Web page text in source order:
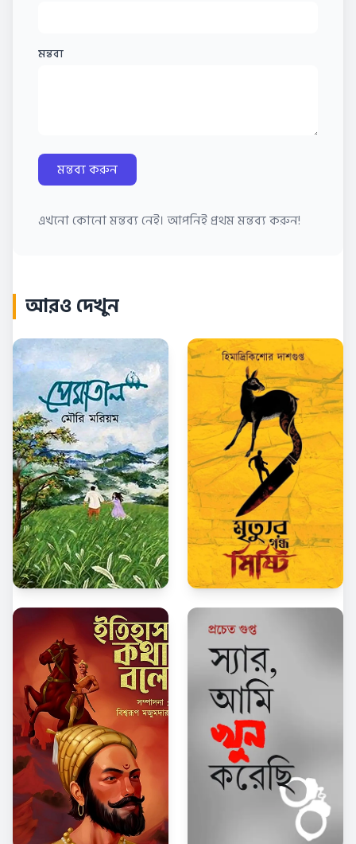
মন্তব্য
মন্তব্য করুন
এখনো কোনো মন্তব্য নেই। আপনিই প্রথম মন্তব্য করুন!
আরও দেখুন